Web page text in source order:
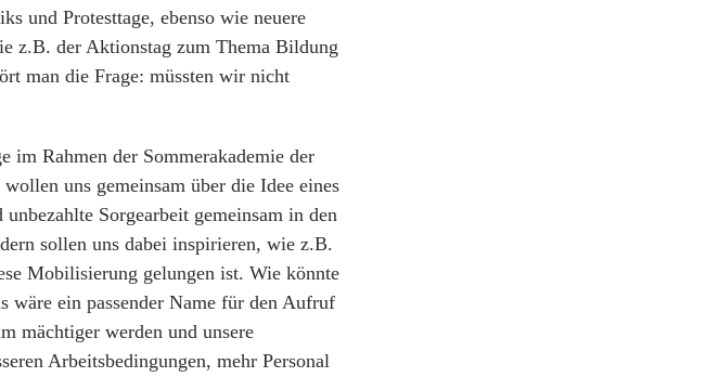
und Protesttage, ebenso wie neuere
z.B. der Aktionstag zum Thema Bildung
man die Frage: müssten wir nicht
im Rahmen der Sommerakademie der
uns gemeinsam über die Idee eines
Sorgearbeit gemeinsam in den
sollen uns dabei inspirieren, wie z.B.
Mobilisierung gelungen ist. Wie könnte
wäre ein passender Name für den Aufruf
mächtiger werden und unsere
Arbeitsbedingungen, mehr Personal